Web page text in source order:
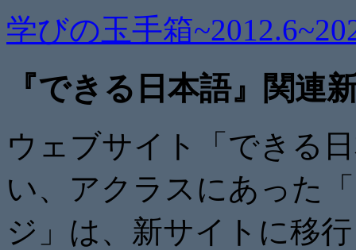
学びの玉手箱
『できる日本語』関連
ウェブサイト「できる
い、アクラスにあった
ジ」は、新サイトに移